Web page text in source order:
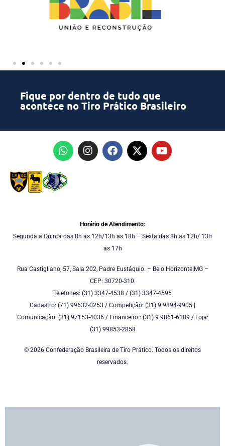
Fique por dentro de tudo que
acontece no Tiro Prático Brasileiro
Horário de Atendimento:
Segunda a Quinta das 8h as 12h/13h as 18h – Sexta das 8h as 12h/ 13h
as 17h
Rua Castigliano, 57, Sala 202, Padre Eustáquio. – Belo Horizonte|MG –
CEP: 30720-310.
Telefones: (31) 3347-4538 / (31) 3347-4595
Cadastro: (71) 99632-0253 / Competição: (31) 9 9894-9905 |
Comunicação: (31) 97153-4036 / Financeiro : (31) 9 9861-6189 / Loja:
(31) 99853-2858
© 2026 Confederação Brasileira de Tiro Prático. Todos os direitos
reservados.